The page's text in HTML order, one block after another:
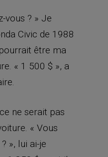
vous ? » Je
Civic de 1988
être ma
« 1 500 $ », a
ne serait pas
« Vous
», lui ai-je